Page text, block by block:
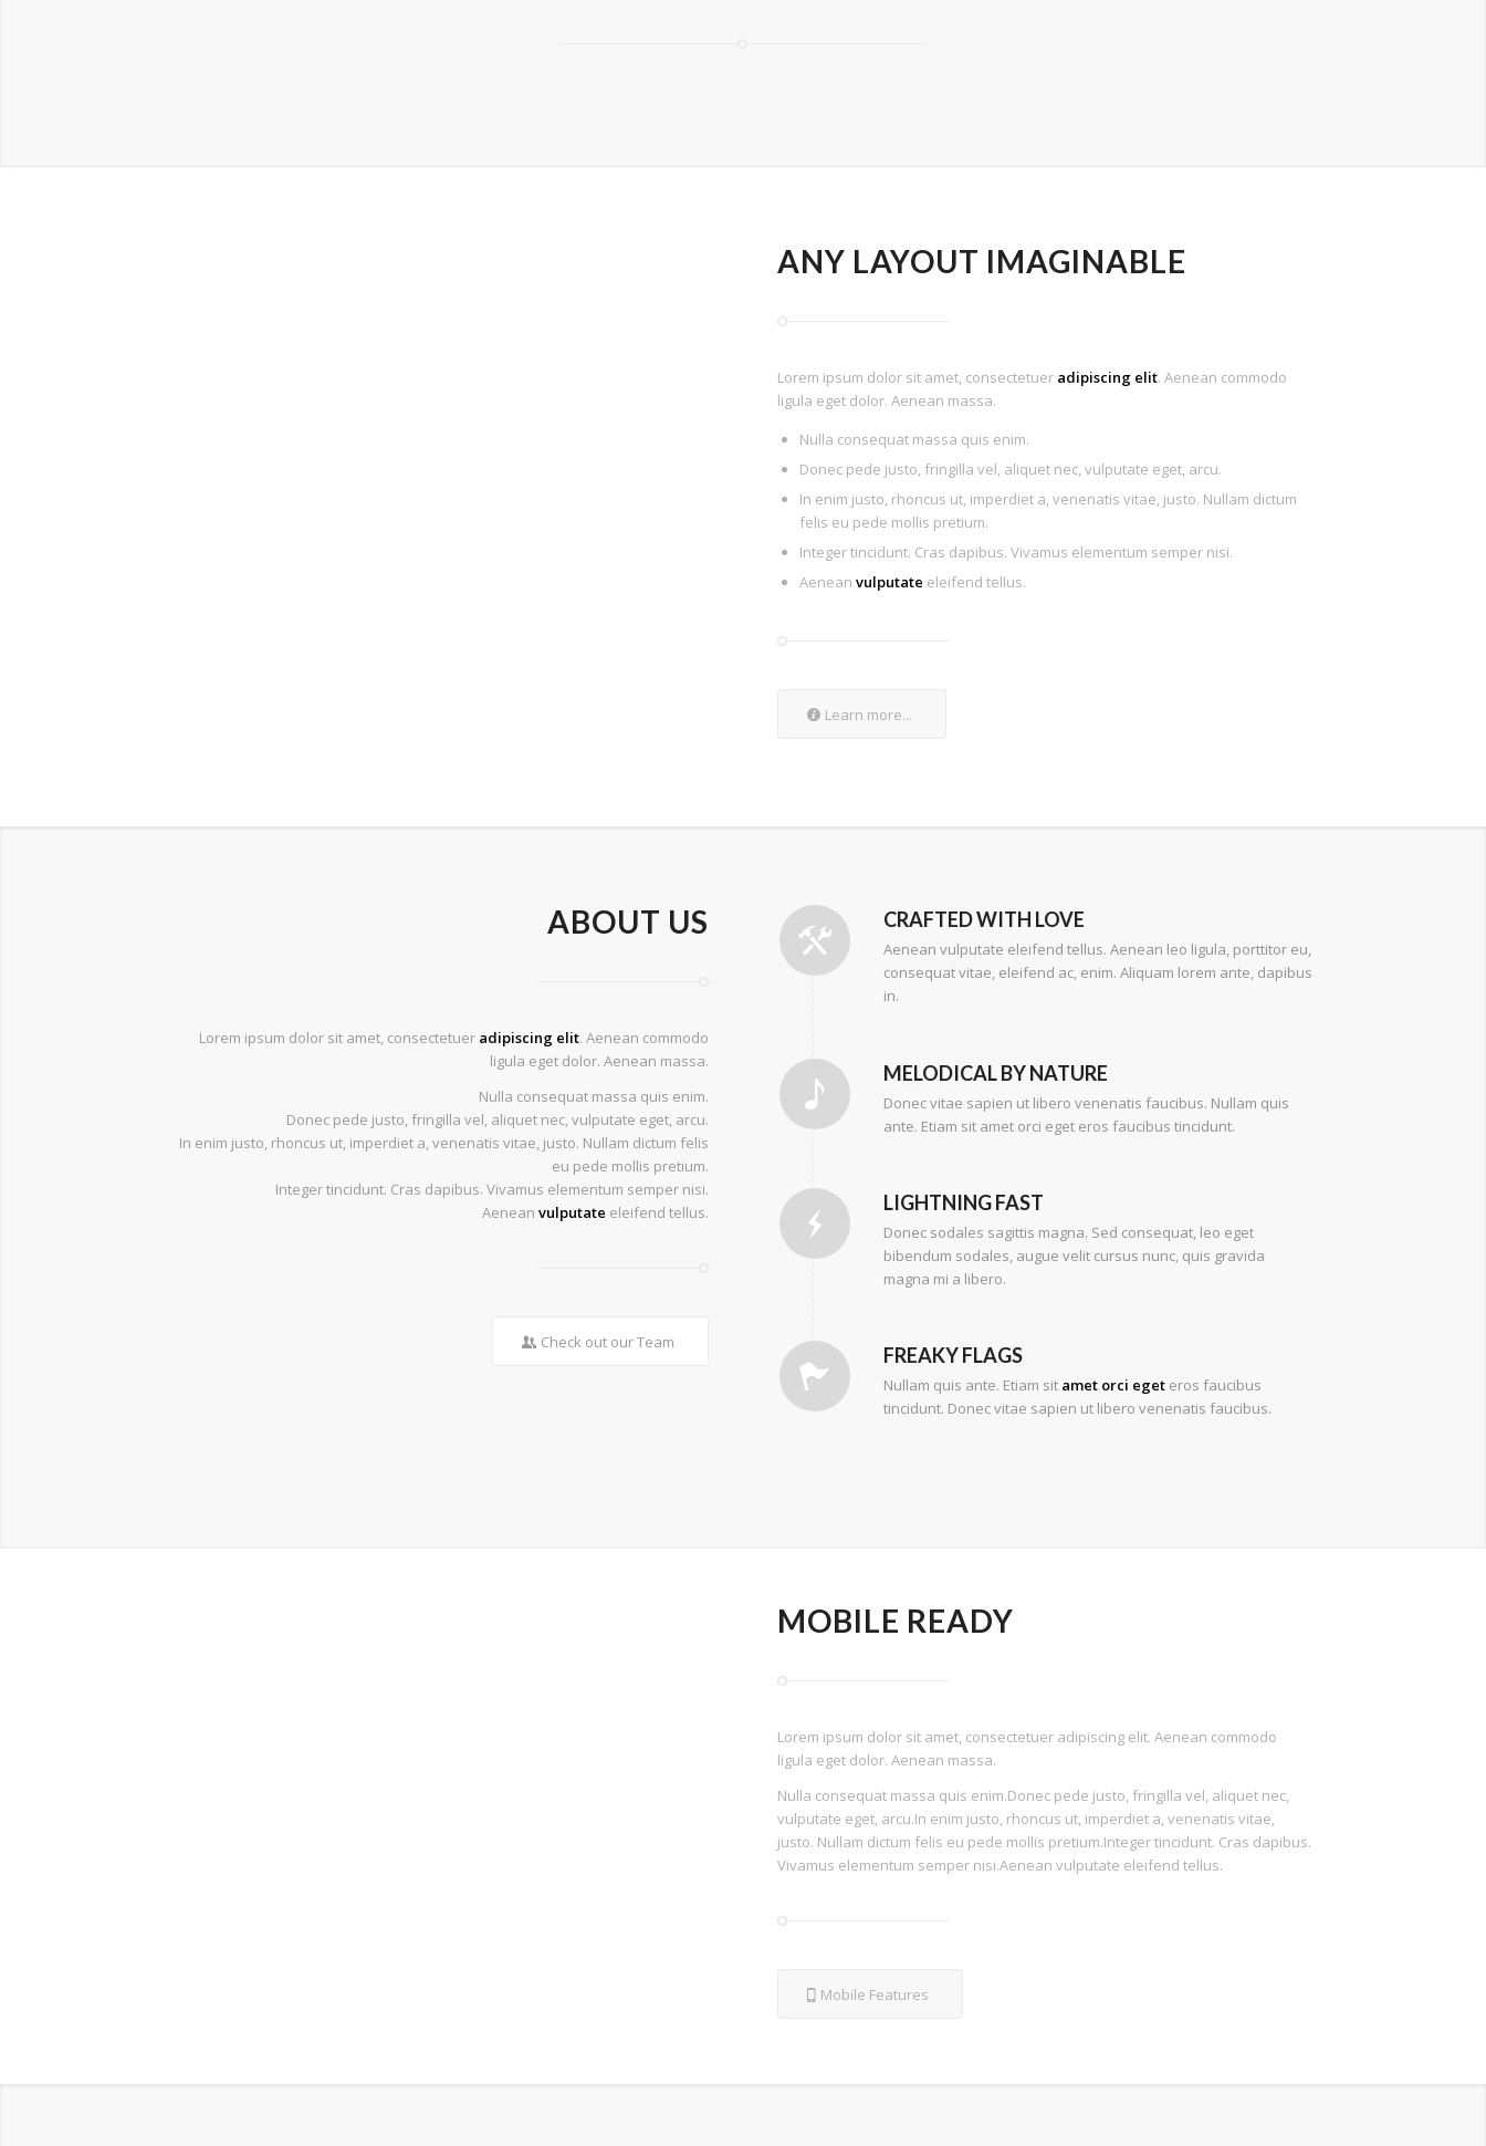
ANY LAYOUT IMAGINABLE
Lorem ipsum dolor sit amet, consectetuer adipiscing elit. Aenean commodo
ligula eget dolor. Aenean massa.
Nulla consequat massa quis enim.
Donec pede justo, fringilla vel, aliquet nec, vulputate eget, arcu.
In enim justo, rhoncus ut, imperdiet a, venenatis vitae, justo. Nullam dictum
felis eu pede mollis pretium.
Integer tincidunt. Cras dapibus. Vivamus elementum semper nisi.
Aenean vulputate eleifend tellus.
Learn more...
ABOUT US
Lorem ipsum dolor sit amet, consectetuer adipiscing elit. Aenean commodo
ligula eget dolor. Aenean massa.
Nulla consequat massa quis enim.
Donec pede justo, fringilla vel, aliquet nec, vulputate eget, arcu.
In enim justo, rhoncus ut, imperdiet a, venenatis vitae, justo. Nullam dictum felis
eu pede mollis pretium.
Integer tincidunt. Cras dapibus. Vivamus elementum semper nisi.
Aeneanvulputate eleifend tellus.
Check out our Team
CRAFTED WITH LOVE
Aenean vulputate eleifend tellus. Aenean leo ligula, porttitor eu,
consequat vitae, eleifend ac, enim. Aliquam lorem ante, dapibus
in.
MELODICAL BY NATURE
Donec vitae sapien ut libero venenatis faucibus. Nullam quis
ante. Etiam sit amet orci eget eros faucibus tincidunt.
LIGHTNING FAST
Donec sodales sagittis magna. Sed consequat, leo eget
bibendum sodales, augue velit cursus nunc, quis gravida
magna mi a libero.
FREAKY FLAGS
Nullam quis ante. Etiam sit amet orci egeteros faucibus
tincidunt. Donec vitae sapien ut libero venenatis faucibus.
MOBILE READY
Lorem ipsum dolor sit amet, consectetuer adipiscing elit. Aenean commodo
ligula eget dolor. Aenean massa.
Nulla consequat massa quis enim.Donec pede justo, fringilla vel, aliquet nec,
vulputate eget, arcu.In enim justo, rhoncus ut, imperdiet a, venenatis vitae,
justo. Nullam dictum felis eu pede mollis pretium.Integer tincidunt. Cras dapibus.
Vivamus elementum semper nisi.Aenean vulputate eleifend tellus.
Mobile Features